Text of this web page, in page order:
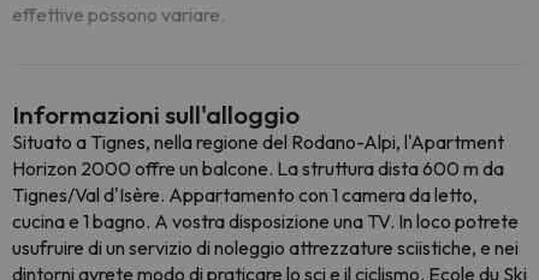
effettive possono variare.
Informazioni sull'alloggio
Situato a Tignes, nella regione del Rodano-Alpi, l'Apartment
Horizon 2000 offre un balcone. La struttura dista 600 m da
Tignes/Val d'Isère. Appartamento con 1 camera da letto,
cucina e 1 bagno. A vostra disposizione una TV. In loco potrete
usufruire di un servizio di noleggio attrezzature sciistiche, e nei
dintorni avrete modo di praticare lo sci e il ciclismo. Ecole du Ski